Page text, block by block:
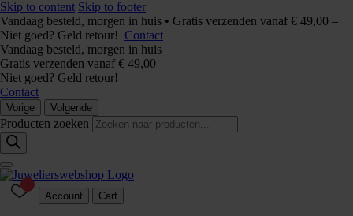
Skip to content Skip to footer
Vandaag besteld, morgen in huis • Gratis verzenden vanaf € 49,00 –
Niet goed? Geld retour! Contact
Vandaag besteld, morgen in huis
Gratis verzenden vanaf € 49,00
Niet goed? Geld retour!
Contact
Vorige Volgende
Producten zoeken
Account Cart